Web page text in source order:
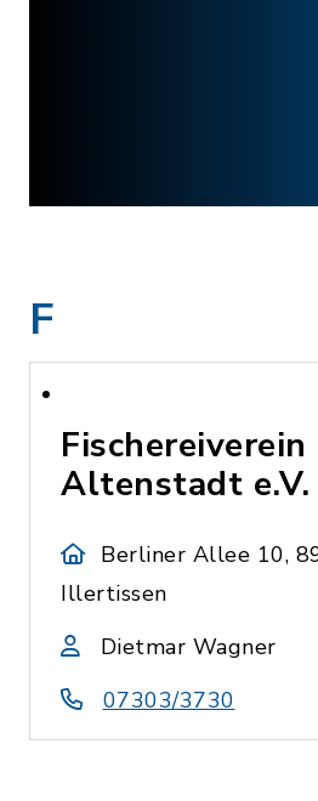
F
Fischereiverein
Altenstadt e.V.
Berliner Allee 10,
Illertissen
Dietmar Wagner
07303/3730